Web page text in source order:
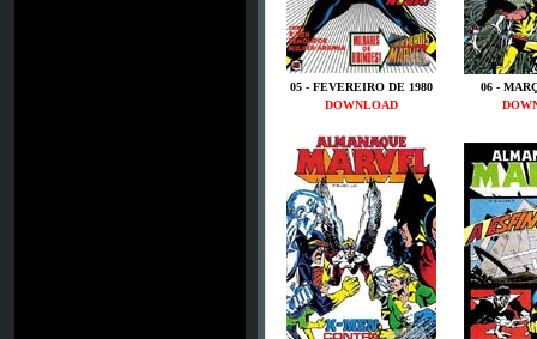
05 - FEVEREIRO DE 1980
06 -
DOWNLOAD